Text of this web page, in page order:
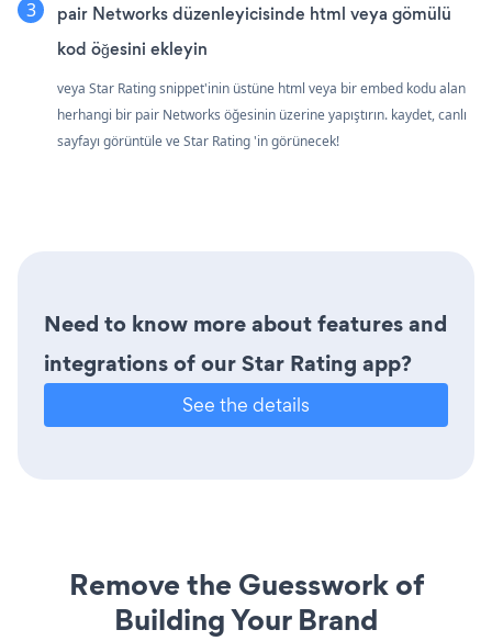
pair Networks düzenleyicisinde html veya gömülü
kod öğesini ekleyin
veya Star Rating snippet'inin üstüne html veya bir embed kodu alan
herhangi bir pair Networks öğesinin üzerine yapıştırın. kaydet, canlı
sayfayı görüntüle ve Star Rating 'in görünecek!
Need to know more about features and
integrations of our Star Rating app?
See the details
Remove the Guesswork of
Building Your Brand